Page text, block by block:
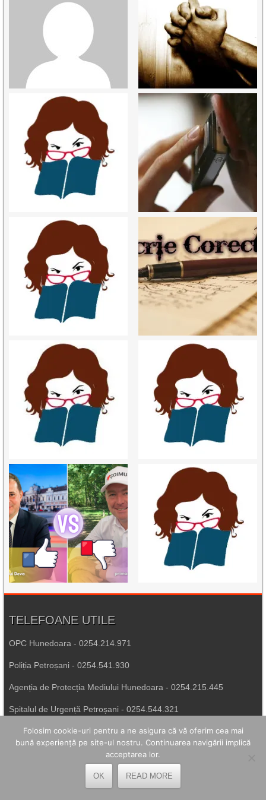
TELEFOANE UTILE
OPC Hunedoara - 0254.214.971
Poliția Petroșani - 0254.541.930
Agenția de Protecția Mediului Hunedoara - 0254.215.445
Spitalul de Urgență Petroșani - 0254.544.321
Număr Unic de Urgență - 112
LEGĂTURI UTILE
Prefectura Hunedoara
Folosim cookie-uri pentru a ne asigura că vă oferim cea mai
bună experiență pe site-ul nostru. Continuarea navigării implică
acceptarea lor.
OK READ MORE